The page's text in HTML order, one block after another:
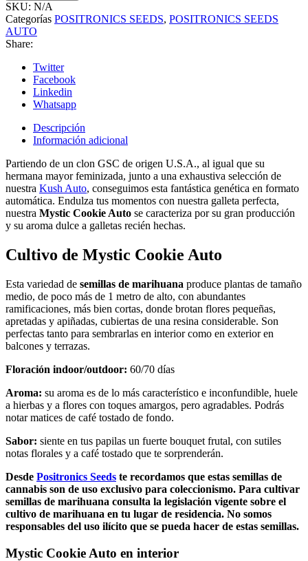
SKU: N/A
Categorías POSITRONICS SEEDS, POSITRONICS SEEDS
AUTO
Share:
Twitter
Facebook
Linkedin
Whatsapp
Descripción
Información adicional
Partiendo de un clon GSC de origen U.S.A., al igual que su
hermana mayor feminizada, junto a una exhaustiva selección de
nuestra Kush Auto, conseguimos esta fantástica genética en formato
automática. Endulza tus momentos con nuestra galleta perfecta,
nuestra Mystic Cookie Auto se caracteriza por su gran producción
y su aroma dulce a galletas recién hechas.
Cultivo de Mystic Cookie Auto
Esta variedad de semillas de marihuana produce plantas de tamaño
medio, de poco más de 1 metro de alto, con abundantes
ramificaciones, más bien cortas, donde brotan flores pequeñas,
apretadas y apiñadas, cubiertas de una resina considerable. Son
perfectas tanto para sembrarlas en interior como en exterior en
balcones y terrazas.
Floración indoor/outdoor: 60/70 días
Aroma: su aroma es de lo más característico e inconfundible, huele
a hierbas y a flores con toques amargos, pero agradables. Podrás
notar matices de café tostado de fondo.
Sabor: siente en tus papilas un fuerte bouquet frutal, con sutiles
notas florales y a café tostado que te sorprenderán.
Desde Positronics Seeds te recordamos que estas semillas de
cannabis son de uso exclusivo para coleccionismo. Para cultivar
semillas de marihuana consulta la legislación vigente sobre el
cultivo de marihuana en tu lugar de residencia. No somos
responsables del uso ilícito que se pueda hacer de estas semillas.
Mystic Cookie Auto en interior